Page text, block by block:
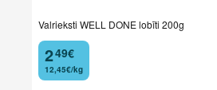
Valrieksti WELL DONE lobīti 200g
2
. 49€
12,45€/kg